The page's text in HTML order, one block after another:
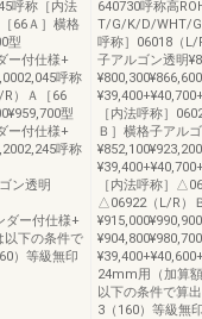
呼称［内法
66Ａ］横格
型
ー付仕様+
呼称
R）Ａ［66
型
ー付仕様+
呼称
ン透明
ダー付仕様+
以下の条件で
）等級無印
640730呼称高
T/G/K/D/WHT/
呼称］06018（L/
子アルゴン透明
［内法呼称］
Ｂ］横格子アル
［内法呼称］
△06922（L/R）
24mm用（加算
以下の条件で算
3（160）等級無